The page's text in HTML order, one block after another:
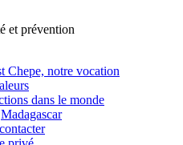
et prévention
Chepe, notre vocation
dans le monde
Madagascar